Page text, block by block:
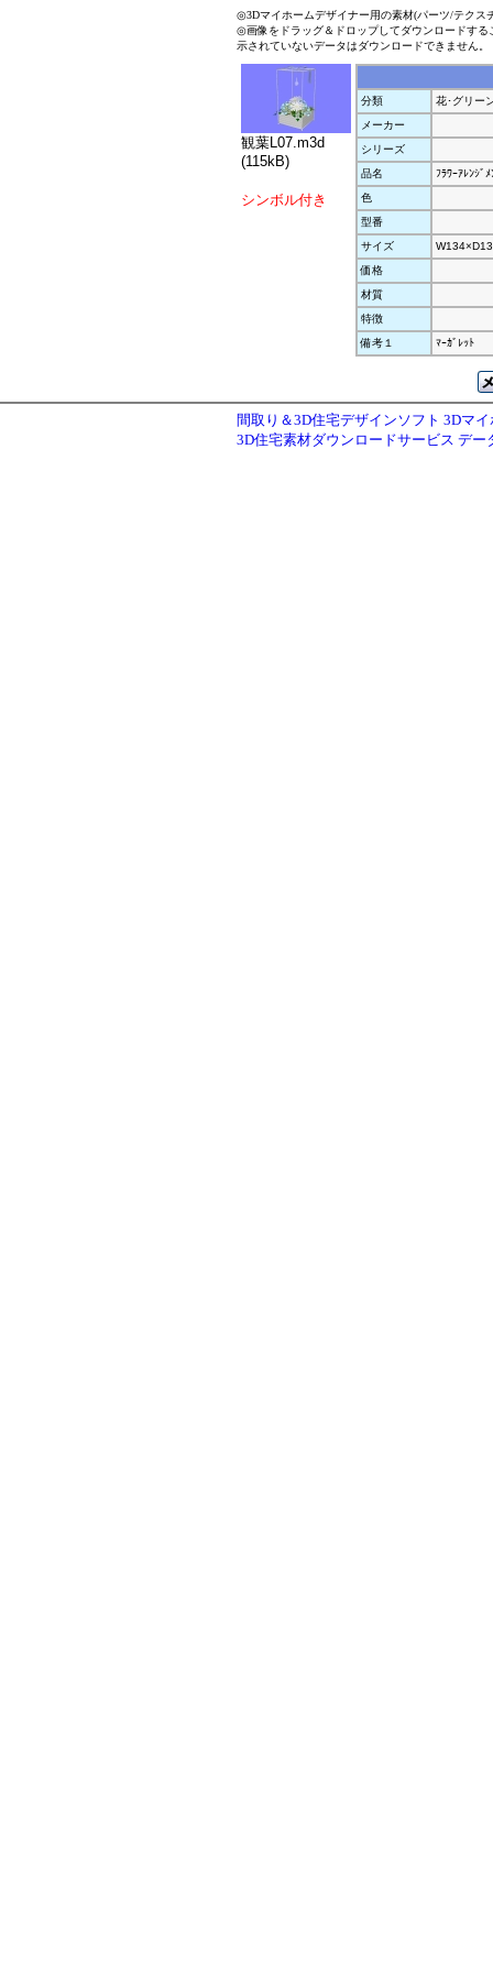
◎3Dマイホームデザイナー用の素材(パーツ/テクス
◎画像をドラッグ＆ドロップしてダウンロードす
示されていないデータはダウンロードできません。
観葉L07.m3d
(115kB)
シンボル付き
分類
花･グリー
メーカー
シリーズ
品名
ﾌﾗﾜｰｱﾚﾝｼﾞﾒ
色
型番
サイズ
価格
材質
特徴
備考１
ﾏｰｶﾞﾚｯﾄ
間取り＆3D住宅デザインソフト 3Dマ
3D住宅素材ダウンロードサービス デー